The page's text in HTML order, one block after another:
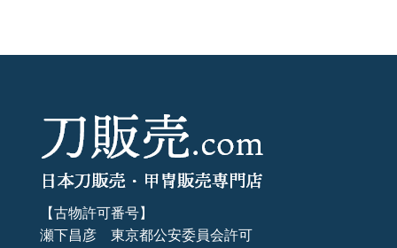
【古物許可番号】
瀬下昌彦 東京都公安委員会許可